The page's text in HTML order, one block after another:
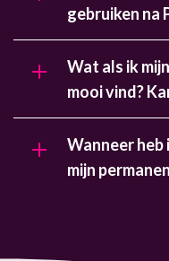
gebruiken na
Wat als ik
mooi vind?
Wanneer
mijn